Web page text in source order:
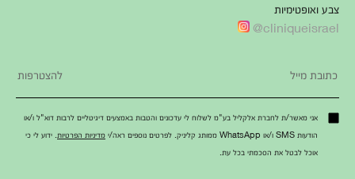
צבע ואופטימיות
cliniqueisrael@
אני מאשר/ת לחברת אלקליל בע"מ לשלוח לי עדכונים והטבות באמצעים דיגיטליים לרבות דוא"ל ו/או
הודעות SMS ו/או WhatsApp ממותג קליניק. לפרטים נוספים ראה/י
מדיניות הפרטיות . ידוע לי כי
אוכל לבטל את הסכמתי בכל עת.